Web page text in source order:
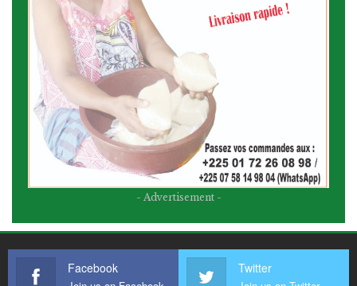
- Advertisement -
Facebook Twitter